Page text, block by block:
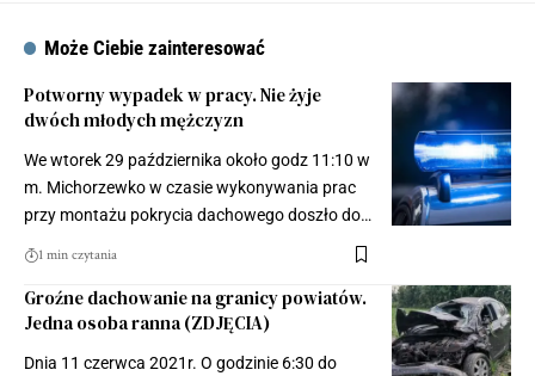
Może Ciebie zainteresować
Potworny wypadek w pracy. Nie żyje
dwóch młodych mężczyzn
We wtorek 29 października około godz 11:10 w
m. Michorzewko w czasie wykonywania prac
przy montażu pokrycia dachowego doszło do…
1 min czytania
Groźne dachowanie na granicy powiatów.
Jedna osoba ranna (ZDJĘCIA)
Dnia 11 czerwca 2021r. O godzinie 6:30 do